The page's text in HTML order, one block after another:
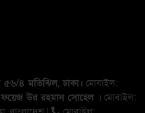
৫৬/৪ মতিঝিল, ঢাকা। মোবাইল:
উর রহমান সোহেল । মোবাইল: